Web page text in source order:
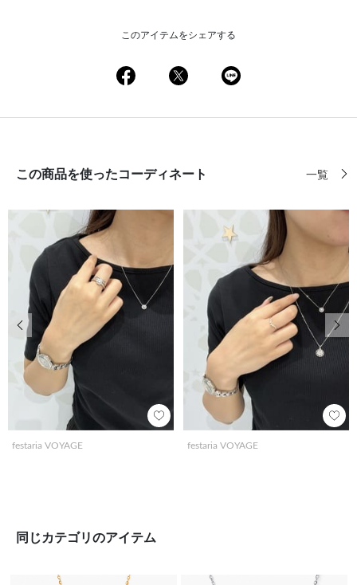
このアイテムをシェアする
この商品を使ったコーディネート 一覧
festaria VOYAGE festaria VOYAGE
前の画像 次
同じカテゴリのアイテム